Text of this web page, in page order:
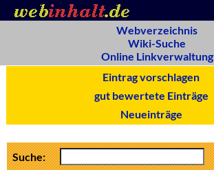
Webverzeichnis
Wiki-Suche
Online Linkverwaltung
Eintrag vorschlagen
gut bewertete Einträge
Neueinträge
Suche: